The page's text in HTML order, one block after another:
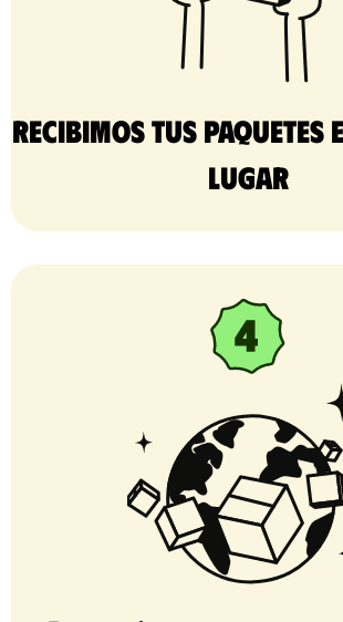
Recibimos tus paquetes
lugar